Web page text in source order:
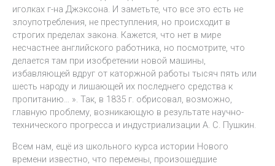
иголках г-на Джэксона. И заметьте, что все это есть не
злоупотребления, не преступления, но происходит в
строгих пределах закона. Кажется, что нет в мире
несчастнее английского работника, но посмотрите, что
делается там при изобретении новой машины,
избавляющей вдруг от каторжной работы тысяч пять или
шесть народу и лишающей их последнего средства к
пропитанию… ». Так, в 1835 г. обрисовал, возможно,
главную проблему, возникающую в результате научно-
технического прогресса и индустриализации А. С. Пушкин.
Всем нам, ещё из школьного курса истории Нового
времени известно, что перемены, произошедшие